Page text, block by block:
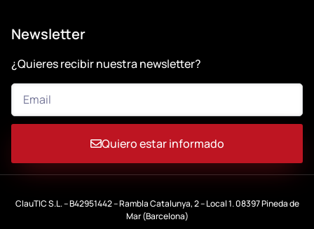
Newsletter
¿Quieres recibir nuestra newsletter?
Quiero estar informado
ClauTIC S.L. – B42951442 – Rambla Catalunya, 2 – Local 1. 08397 Pineda de
Mar (Barcelona)